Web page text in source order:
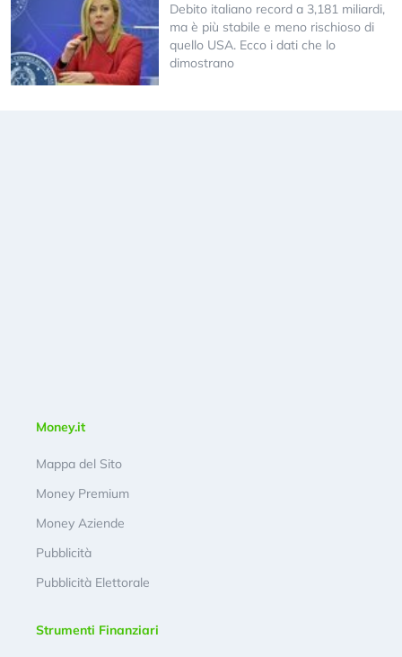
Debito italiano record a 3,181 miliardi,
ma è più stabile e meno rischioso di
quello USA. Ecco i dati che lo
dimostrano
Money.it
Mappa del Sito
Money Premium
Money Aziende
Pubblicità
Pubblicità Elettorale
Strumenti Finanziari